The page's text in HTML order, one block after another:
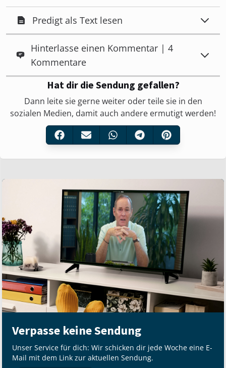
Predigt als Text lesen
Hinterlasse einen Kommentar | 4
Kommentare
Hat dir die Sendung gefallen?
Dann leite sie gerne weiter oder teile sie in den
sozialen Medien, damit auch andere ermutigt werden!
Verpasse keine Sendung
Unser Service für dich: Wir schicken dir jede Woche eine E-
Mail mit dem Link zur aktuellen Sendung.